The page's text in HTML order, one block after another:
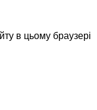
в цьому браузері